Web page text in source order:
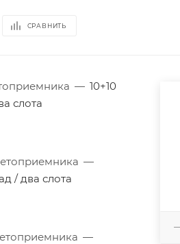
СРАВНИТЬ
— 10+10
слота
—
/ два слота
—